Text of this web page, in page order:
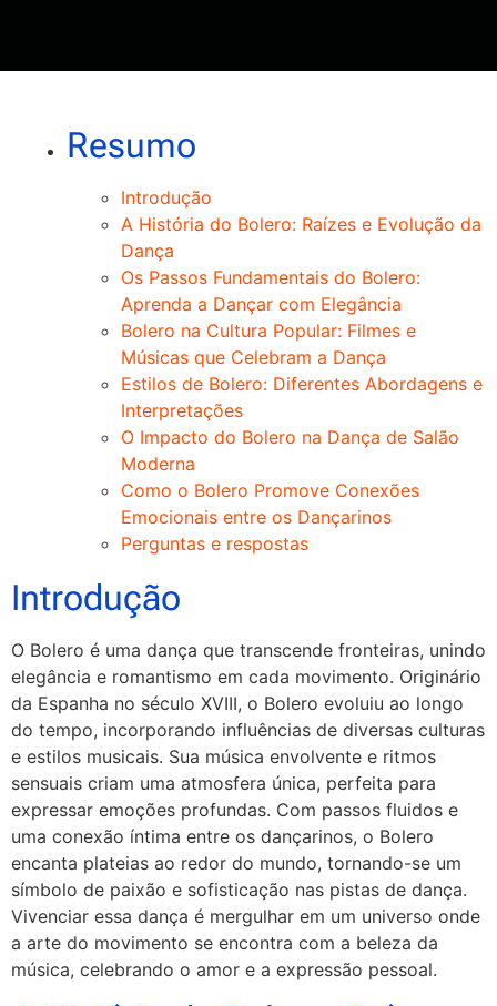
Resumo
Introdução
A História do Bolero: Raízes e Evolução da
Dança
Os Passos Fundamentais do Bolero:
Aprenda a Dançar com Elegância
Bolero na Cultura Popular: Filmes e
Músicas que Celebram a Dança
Estilos de Bolero: Diferentes Abordagens e
Interpretações
O Impacto do Bolero na Dança de Salão
Moderna
Como o Bolero Promove Conexões
Emocionais entre os Dançarinos
Perguntas e respostas
Introdução
O Bolero é uma dança que transcende fronteiras, unindo
elegância e romantismo em cada movimento. Originário
da Espanha no século XVIII, o Bolero evoluiu ao longo
do tempo, incorporando influências de diversas culturas
e estilos musicais. Sua música envolvente e ritmos
sensuais criam uma atmosfera única, perfeita para
expressar emoções profundas. Com passos fluidos e
uma conexão íntima entre os dançarinos, o Bolero
encanta plateias ao redor do mundo, tornando-se um
símbolo de paixão e sofisticação nas pistas de dança.
Vivenciar essa dança é mergulhar em um universo onde
a arte do movimento se encontra com a beleza da
música, celebrando o amor e a expressão pessoal.